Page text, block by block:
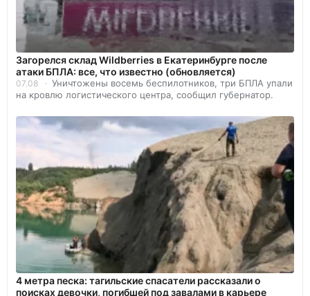
Загорелся склад Wildberries в Екатеринбурге после
атаки БПЛА: все, что известно (обновляется)
07.08
Уничтожены восемь беспилотников, три БПЛА упали
на кровлю логистического центра, сообщил губернатор.
4 метра песка: тагильские спасатели рассказали о
поисках девочки, погибшей под завалами в карьере